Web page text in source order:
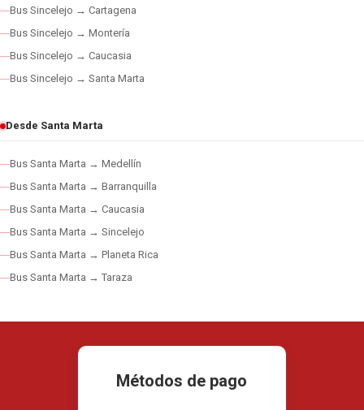
Bus Sincelejo → Cartagena
Bus Sincelejo → Montería
Bus Sincelejo → Caucasia
Bus Sincelejo → Santa Marta
Desde Santa Marta
Bus Santa Marta → Medellín
Bus Santa Marta → Barranquilla
Bus Santa Marta → Caucasia
Bus Santa Marta → Sincelejo
Bus Santa Marta → Planeta Rica
Bus Santa Marta → Taraza
Métodos de pago